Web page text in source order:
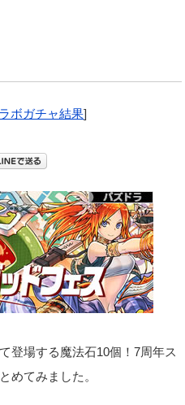
ボガチャ結果]
登場する魔法石10個！7周年ス
めてみました。